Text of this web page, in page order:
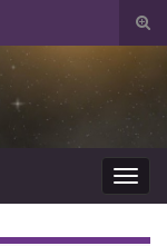
il
la